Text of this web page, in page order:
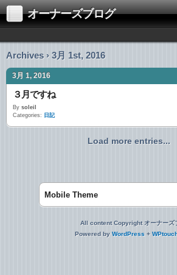
オーナーズブログ
Archives › 3月 1st, 2016
3月 1, 2016
３月ですね
By soleil
Categories: 日記
Load more entries...
Mobile Theme
All content Copyright オーナーズ
Powered by WordPress +